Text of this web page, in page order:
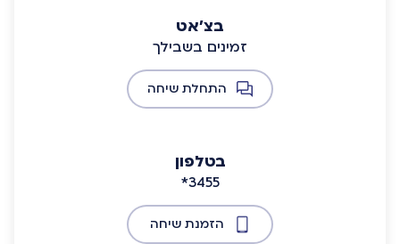
בצ'אט
זמינים בשבילך
התחלת שיחה
בטלפון
*3455
הזמנת שיחה